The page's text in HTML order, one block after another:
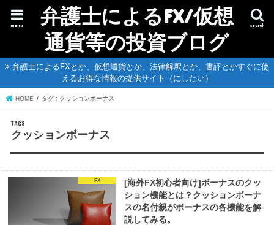
弁護士によるFX/仮想
通貨等の投資ブログ
search
menu
弁護士によるFXとか、仮想通貨とか、法律解釈とか、書評とかすぐに使
えるお得な情報の提供サイト（にしたい）
HOME タグ : クッションボーナス
クッションボーナス
FX
[海外FX初心者向け]ボーナスのクッ
ション機能とは？クッションボーナ
スの名付親がボーナスの各機能を解
説してみる。